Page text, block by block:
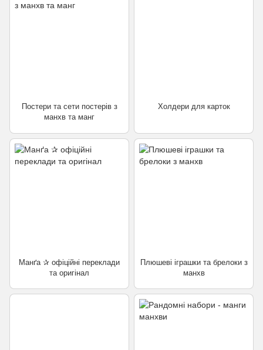
Постери та сети постерів з
манхв та манг
Холдери для карток
Манґа ✰ офіційні переклади
та оригінал
Плюшеві іграшки та брелоки з
манхв